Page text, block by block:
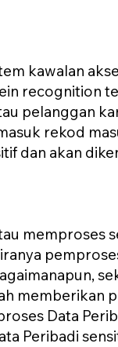
kawalan
recognition
pelanggan
rekod
dan akan
memproses
Data
Peribadi